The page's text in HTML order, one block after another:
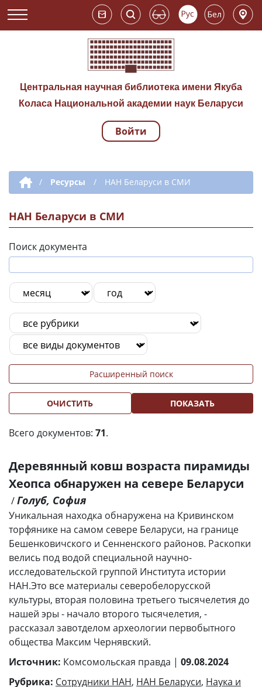
Центральная научная библиотека имени Якуба
Коласа Национальной академии наук Беларуси
Навигация по
Войти
Дополнительная навигация
/ Ресурсы / НАН Беларуси в СМИ
НАН Беларуси в СМИ
Поиск документа
Расширенный поиск
ОЧИСТИТЬ ПОКАЗАТЬ
Всего документов: 71.
Деревянный ковш возраста пирамиды
Хеопса обнаружен на севере Беларуси
/Голуб, София
Уникальная находка обнаружена на Кривинском
торфянике на самом севере Беларуси, на границе
Бешенковичского и Сенненского районов. Раскопки
велись под водой специальной научно-
исследовательской группой Института истории
НАН.Это все материалы северобелорусской
культуры, вторая половина третьего тысячелетия до
нашей эры - начало второго тысячелетия, -
рассказал завотделом археологии первобытного
общества Максим Чернявский.
Источник: Комсомольская правда | 09.08.2024
Рубрика: Сотрудники НАН, НАН Беларуси, Наука и